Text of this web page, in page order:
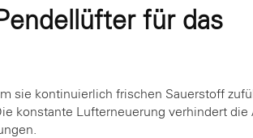
für das
sie kontinuierlich frischen Sauerstoff
konstante Lufterneuerung verhindert die